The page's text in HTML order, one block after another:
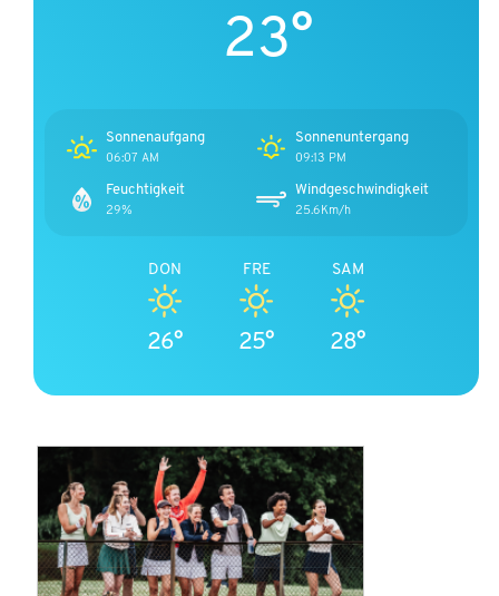
23°
Sonnenaufgang
06:07 AM
Sonnenuntergang
09:13 PM
Feuchtigkeit
29%
Windgeschwindigkeit
25.6Km/h
DON
26°
FRE
25°
SAM
28°